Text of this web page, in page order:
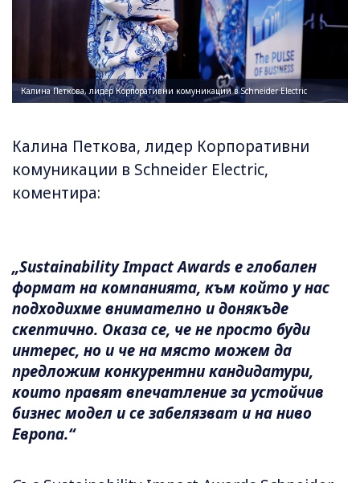
Калина Петкова, лидер Корпоративни комуникации в Schneider Electric
Калина Петкова, лидер Корпоративни
комуникации в Schneider Electric,
коментира:
„Sustainability Impact Awards е глобален
формат на компанията, към който у нас
подходихме внимателно и донякъде
скептично. Оказа се, че не просто буди
интерес, но и че на място можем да
предложим конкурентни кандидатури,
които правят впечатление за устойчив
бизнес модел и се забелязват и на ниво
Европа.“